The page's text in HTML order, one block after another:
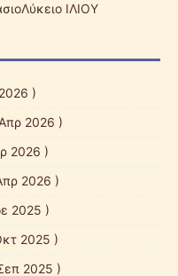
ΙΛΙΟΥ
)
2026 )
2026 )
2026 )
2025 )
2025 )
2025 )